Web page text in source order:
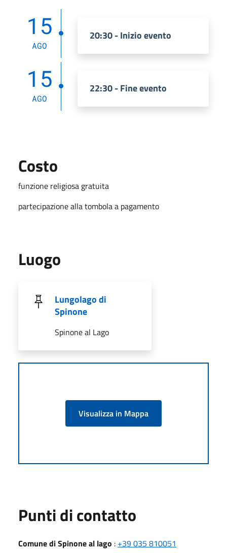
15
AGO
20:30 - Inizio evento
15
AGO
22:30 - Fine evento
Costo
funzione religiosa gratuita
partecipazione alla tombola a pagamento
Luogo
Lungolago di
Spinone
Spinone al Lago
Visualizza in Mappa
Punti di contatto
Comune di Spinone al lago : +39 035 810051